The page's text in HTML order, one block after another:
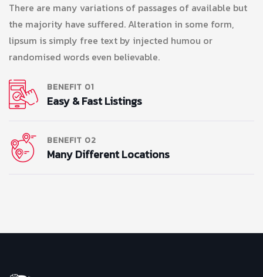
There are many variations of passages of available but
the majority have suffered. Alteration in some form,
lipsum is simply free text by injected humou or
randomised words even believable.
BENEFIT 01
Easy & Fast Listings
BENEFIT 02
Many Different Locations